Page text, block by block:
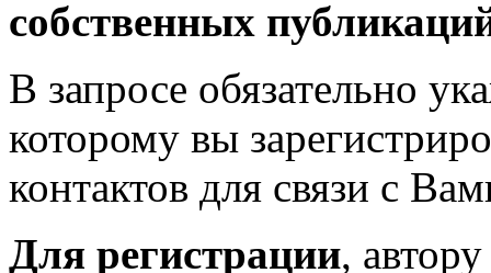
собственных
В запросе обязательно
которому вы
контактов для связи с
Для регистрации,